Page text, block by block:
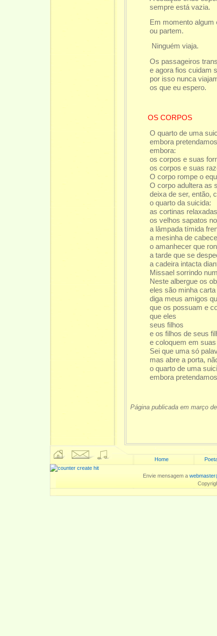
sempre está vazia.
Em momento algum
ou partem.
Ninguém viaja.
Os passageiros
e agora fios cuidam
por isso nunca
os que eu espero.
OS CORPOS
O quarto de uma
embora
embora:
os corpos e suas
os corpos e suas
O corpo rompe o
O corpo adultera as
deixa de ser, então,
o quarto da suicida:
as cortinas
os velhos sapatos
a lâmpada tímida
a mesinha de
o amanhecer que
a tarde que se
a cadeira intacta
Missael sorrindo
Neste albergue os
eles são minha
diga meus amigos
que os possuam e
que eles
seus filhos
e os filhos de seus
e coloquem em
Sei que uma só
mas abre a porta,
o quarto de uma
embora
Página publicada em março
Home
Envie mensagem a